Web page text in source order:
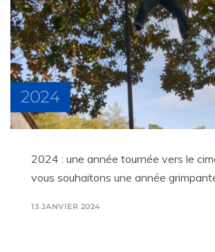
2024 : une année tournée vers le
vous souhaitons une année
13 JANVIER 2024